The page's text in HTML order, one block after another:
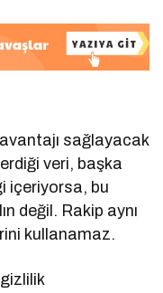
sağlayacak
veri, başka
içeriyorsa, bu
değil. Rakip aynı
kullanamaz.